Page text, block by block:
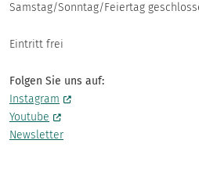
Samstag/Sonntag/Feiertag
Eintritt frei
Folgen Sie uns auf:
Instagram
Youtube
Newsletter